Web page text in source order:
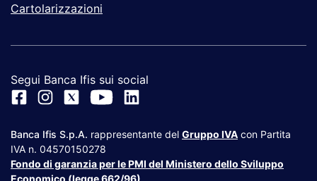
Cartolarizzazioni
Segui Banca Ifis sui social
Banca Ifis S.p.A. rappresentante del Gruppo IVA con Partita
IVA n. 04570150278
Fondo di garanzia per le PMI del Ministero dello Sviluppo
Economico (legge 662/96)